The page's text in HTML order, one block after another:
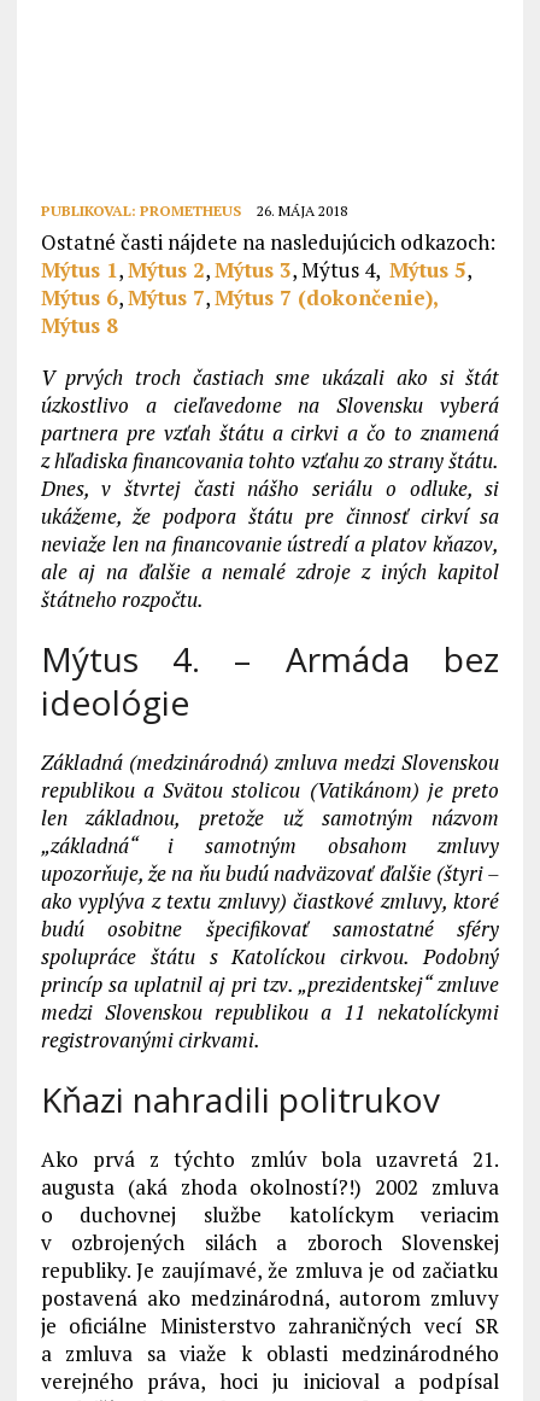
PUBLIKOVAL: PROMETHEUS 26. MÁJA 2018
Ostatné časti nájdete na nasledujúcich odkazoch:
Mýtus 1,Mýtus 2,Mýtus 3, Mýtus 4, Mýtus 5,
Mýtus 6,Mýtus 7,Mýtus 7 (dokončenie),
Mýtus 8
V prvých troch častiach sme ukázali ako si štát
úzkostlivo a cieľavedome na Slovensku vyberá
partnera pre vzťah štátu a cirkvi a čo to znamená
z hľadiska financovania tohto vzťahu zo strany štátu.
Dnes, v štvrtej časti nášho seriálu o odluke, si
ukážeme, že podpora štátu pre činnosť cirkví sa
neviaže len na financovanie ústredí a platov kňazov,
ale aj na ďalšie a nemalé zdroje z iných kapitol
štátneho rozpočtu.
Mýtus 4. – Armáda bez
ideológie
Základná (medzinárodná) zmluva medzi Slovenskou
republikou a Svätou stolicou (Vatikánom) je preto
len základnou, pretože už samotným názvom
„základná“ i samotným obsahom zmluvy
upozorňuje, že na ňu budú nadväzovať ďalšie (štyri –
ako vyplýva z textu zmluvy) čiastkové zmluvy, ktoré
budú osobitne špecifikovať samostatné sféry
spolupráce štátu s Katolíckou cirkvou. Podobný
princíp sa uplatnil aj pri tzv. „prezidentskej“ zmluve
medzi Slovenskou republikou a 11 nekatolíckymi
registrovanými cirkvami.
Kňazi nahradili politrukov
Ako prvá z týchto zmlúv bola uzavretá 21.
augusta (aká zhoda okolností?!) 2002 zmluva
o duchovnej službe katolíckym veriacim
v ozbrojených silách a zboroch Slovenskej
republiky. Je zaujímavé, že zmluva je od začiatku
postavená ako medzinárodná, autorom zmluvy
je oficiálne Ministerstvo zahraničných vecí SR
a zmluva sa viaže k oblasti medzinárodného
verejného práva, hoci ju inicioval a podpísal